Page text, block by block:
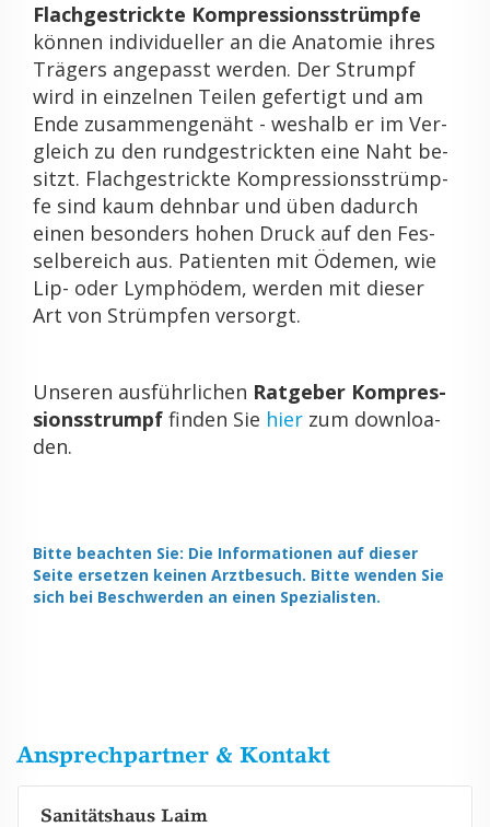
Flach­ge­strick­te Kom­pres­si­ons­strümp­fe
kön­nen in­di­vi­du­el­ler an die Ana­to­mie ihres
Trä­gers an­ge­passt wer­den. Der Strumpf
wird in ein­zel­nen Tei­len ge­fer­tigt und am
Ende zu­sam­men­ge­näht - wes­halb er im Ver­
gleich zu den rund­ge­strick­ten eine Naht be­
sitzt. Flach­ge­strick­te Kom­pres­si­ons­strümp­
fe sind kaum dehn­bar und üben da­durch
einen be­son­ders hohen Druck auf den Fes­
sel­be­reich aus. Pa­ti­en­ten mit Öde­men, wie
Lip- oder Lymp­hö­dem, wer­den mit die­ser
Art von Strümp­fen ver­sorgt.
Un­se­ren aus­führ­li­chen Rat­ge­ber Kom­pres­
si­ons­strumpf fin­den Sie hier zum down­loa­
den.
Bitte be­ach­ten Sie: Die In­for­ma­tio­nen auf die­ser
Seite er­set­zen kei­nen Arzt­be­such. Bitte wen­den Sie
sich bei Be­schwer­den an einen Spe­zia­lis­ten.
Ansprechpartner & Kontakt
Sanitätshaus Laim